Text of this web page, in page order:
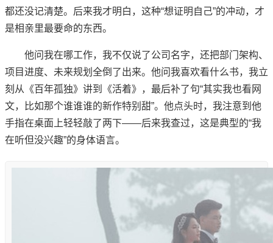
都还没记清楚。后来我才明白，这种“想证明自己”的冲动，才
是相亲里最要命的东西。
他问我在哪工作，我不仅说了公司名字，还把部门架构、
项目进度、未来规划全倒了出来。他问我喜欢看什么书，我立
刻从《百年孤独》讲到《活着》，最后补了句“其实我也看网
文，比如那个谁谁谁的新作特别甜”。他点头时，我注意到他
手指在桌面上轻轻敲了两下——后来我查过，这是典型的“我
在听但没兴趣”的身体语言。